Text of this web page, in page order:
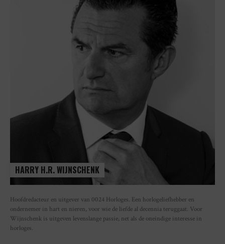
HARRY H.R. WIJNSCHENK
Hoofdredacteur en uitgever van 0024 Horloges. Een horlogeliefhebber en
ondernemer in hart en nieren, voor wie de liefde al decennia teruggaat. Voor
Wijnschenk is uitgeven levenslange passie, net als de oneindige interesse in
horloges.